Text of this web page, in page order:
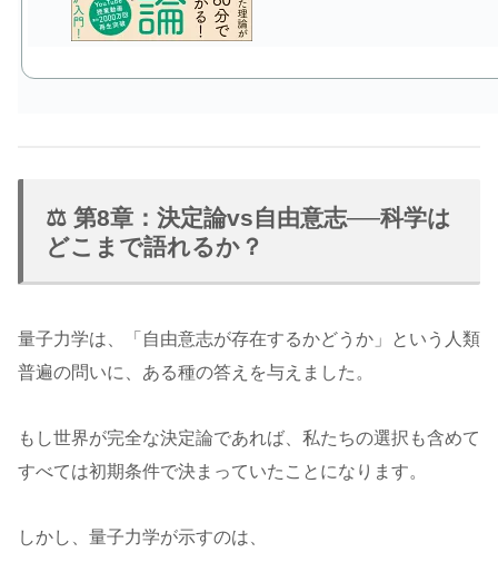
⚖️ 第8章：決定論vs自由意志──科学は
どこまで語れるか？
量子力学は、「自由意志が存在するかどうか」という人類
普遍の問いに、ある種の答えを与えました。
もし世界が完全な決定論であれば、私たちの選択も含めて
すべては初期条件で決まっていたことになります。
しかし、量子力学が示すのは、